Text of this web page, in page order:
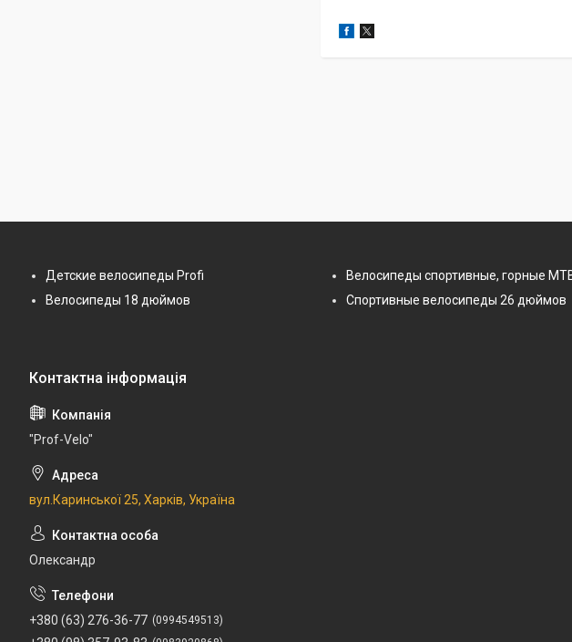
Детские велосипеды Profi
Велосипеды 18 дюймов
Велосипеды спортивные, горные
Спортивные велосипеды 26 дюймов
"Prof-Velo"
вул.Каринської 25, Харків, Україна
Олександр
+380 (63) 276-36-77 0994549513